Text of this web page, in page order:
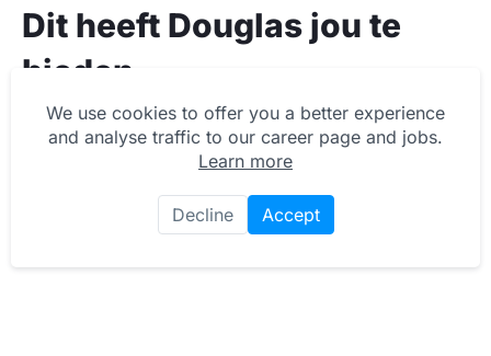
Dit heeft Douglas jou te
bieden
Een inspirerende werkomgeving;
Marktconforme arbeidsvoorwaarden;
Gunstige afwijking van onze cao o.a. als
We use cookies to offer you a better experience
and analyse traffic to our career page and jobs.
Learn more
Decline Accept